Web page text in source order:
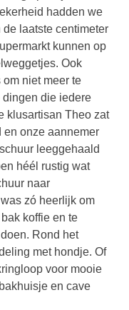
hadden we
laatste centimeter
kunnen op
Ook
niet meer te
die iedere
klusartisan Theo zat
en onze aannemer
leeggehaald
héél rustig wat
naar
zó heerlijk om
koffie en te
Rond het
met hondje. Of
voor mooie
en cave